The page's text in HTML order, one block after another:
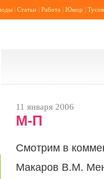
| Статьи | Работа | Юмор |
11 января 2006
М-П
Смотрим в
Макаров В.М.